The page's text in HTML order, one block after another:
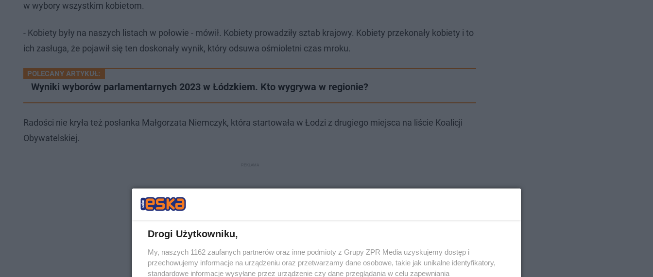
w wybory wszystkim kobietom.
- Kobiety były na naszych listach w połowie - mówił. Kobiety prowadziły sztab krajowy. Kobiety przekonały kobiety i to
ich zasługa, że pojawił się ten doskonały wynik, który odsuwa ośmioletni czas mroku.
POLECANY ARTYKUŁ:
Wyniki wyborów parlamentarnych 2023 w Łódzkiem. Kto wygrywa w regionie?
Radości nie kryła też posłanka Małgorzata Niemczyk, która startowała w Łodzi z drugiego miejsca na liście Koalicji
Obywatelskiej.
Drogi Użytkowniku,
My, naszych 1162 zaufanych partnerów oraz inne podmioty z Grupy ZPR Media uzyskujemy dostęp i
przechowujemy informacje na urządzeniu oraz przetwarzamy dane osobowe, takie jak unikalne identyfikatory,
standardowe informacje wysyłane przez urządzenie czy dane przeglądania w celu zapewniania